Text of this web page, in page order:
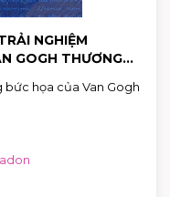
NGHIỆM
GOGH THƯƠNG
bức họa của Van Gogh